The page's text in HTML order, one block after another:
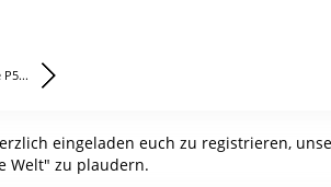
P5...
eingeladen euch zu registrieren,
Welt" zu plaudern.